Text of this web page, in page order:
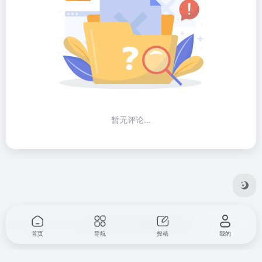
暂无评论...
Copyright © 2026 方舟全球网站导航 OneNav强力驱动
首页 导航 投稿 我的